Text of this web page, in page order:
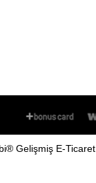
® Gelişmiş E-Ticaret